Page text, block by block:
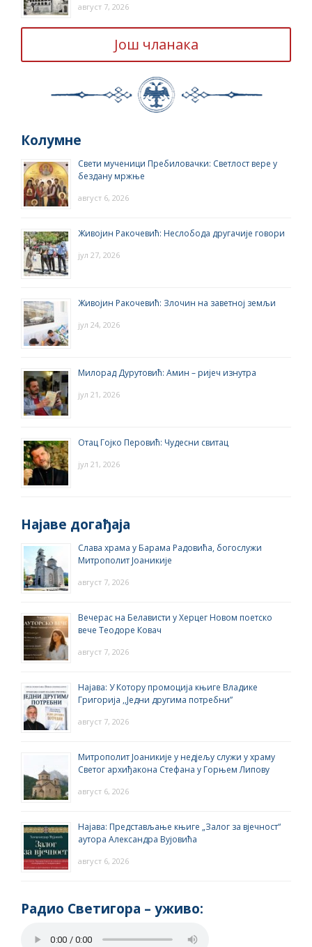
август 7, 2026
Још чланака
Колумне
Свети мученици Пребиловачки: Светлост вере у
бездану мржње
август 6, 2026
Живојин Ракочевић: Неслобода другачије говори
јул 27, 2026
Живојин Ракочевић: Злочин на заветној земљи
јул 24, 2026
Милорад Дурутовић: Амин – ријеч изнутра
јул 21, 2026
Отац Гојко Перовић: Чудесни свитац
јул 21, 2026
Најаве догађаја
Слава храма у Барама Радовића, богослужи
Митрополит Јоаникије
август 7, 2026
Вечерас на Белависти у Херцег Новом поетско
вече Теодоре Ковач
август 7, 2026
Најава: У Котору промоција књиге Владике
Григорија ,,Једни другима потребни”
август 7, 2026
Митрополит Јоаникије у недјељу служи у храму
Светог архиђакона Стефана у Горњем Липову
август 6, 2026
Најава: Представљање књиге „Залог за вјечност“
аутора Александра Вујовића
август 6, 2026
Радио Светигора – yживо: